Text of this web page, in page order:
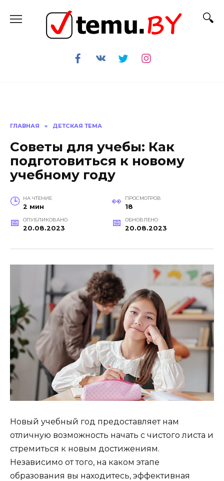
содержанию
ГЛАВНАЯ » ДЕТСКАЯ ТЕМА
Советы для учебы: Как
подготовиться к новому
учебному году
НА ЧТЕНИЕ
2 мин
ПРОСМОТРОВ
18
ОПУБЛИКОВАНО
20.08.2023
ОБНОВЛЕНО
20.08.2023
Новый учебный год предоставляет нам
отличную возможность начать с чистого листа и
стремиться к новым достижениям.
Независимо от того, на каком этапе
образования вы находитесь, эффективная